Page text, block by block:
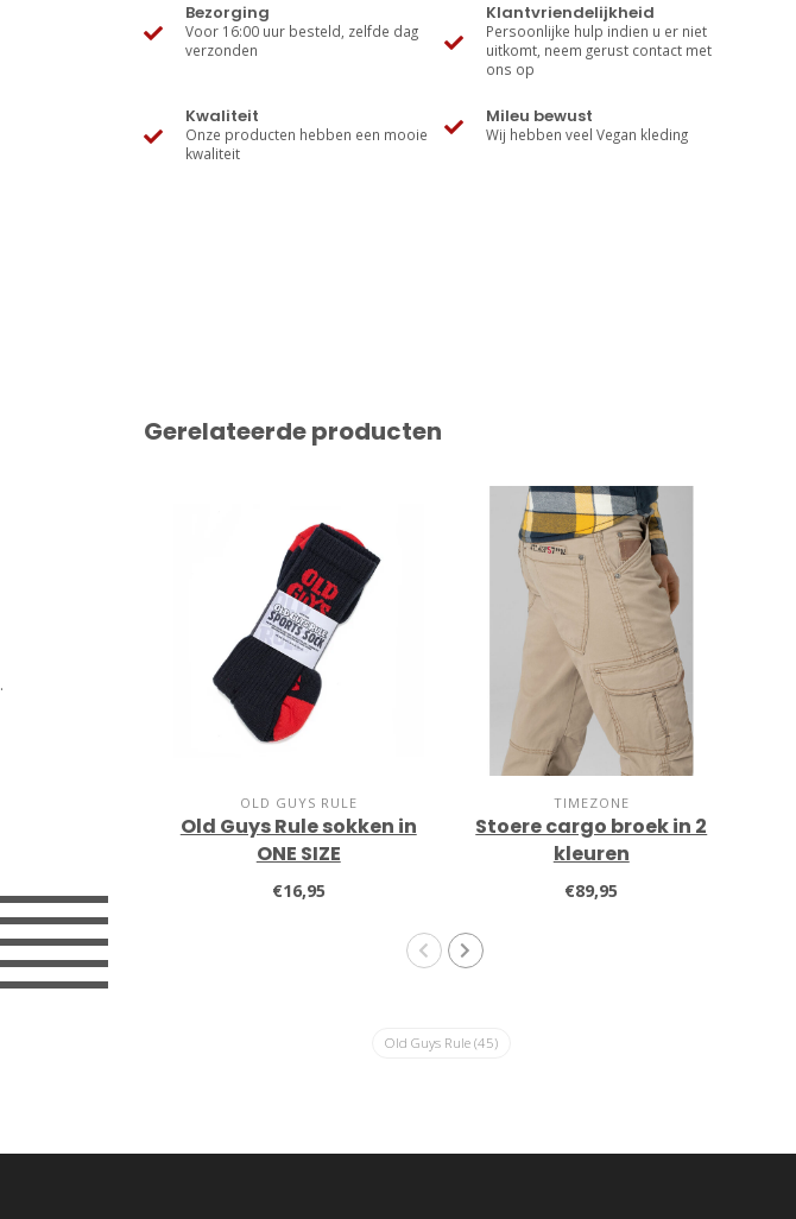
Bezorging
Voor 16:00 uur besteld, zelfde dag
verzonden
Klantvriendelijkheid
Persoonlijke hulp indien u er niet
uitkomt, neem gerust contact met
ons op
Kwaliteit
Onze producten hebben een mooie
kwaliteit
Mileu bewust
Wij hebben veel Vegan kleding
.
Gerelateerde producten
OLD GUYS RULE
Old Guys Rule sokken in
ONE SIZE
€16,95
TIMEZONE
Stoere cargo broek in 2
kleuren
€89,95
Old Guys Rule(45)